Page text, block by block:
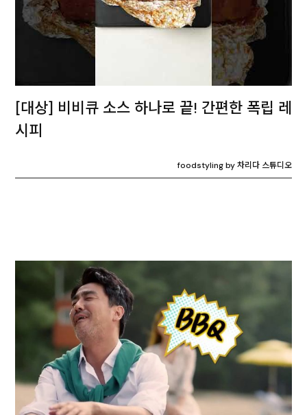
[대상] 비비큐 소스 하나로 끝! 간편한 폭립 레
시피
foodstyling by 차리다 스튜디오